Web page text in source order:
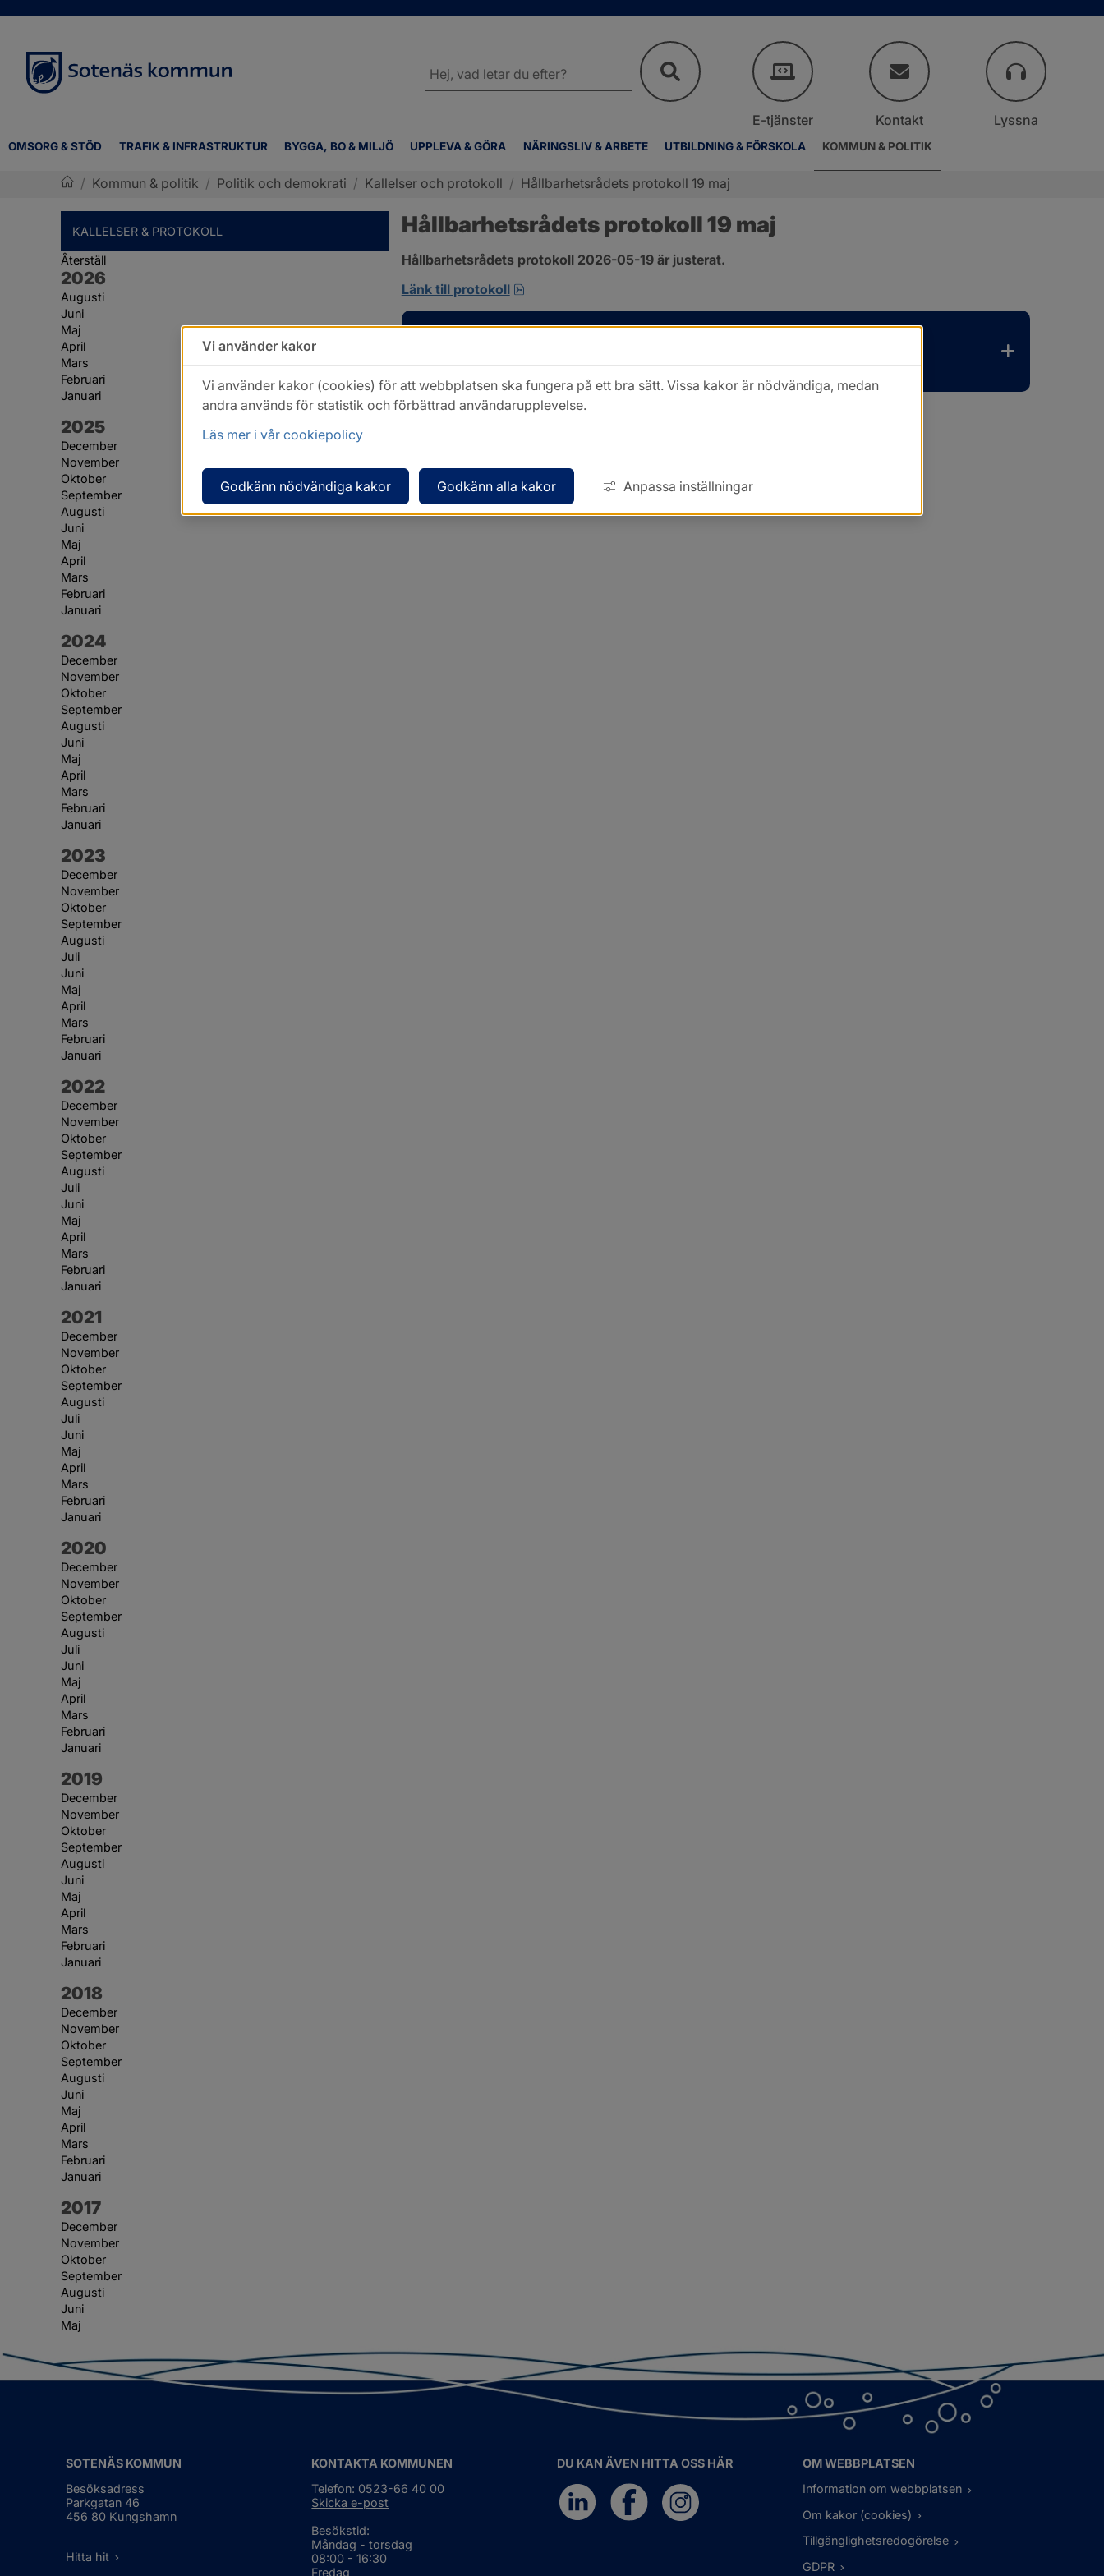
OMSORG & STÖD TRAFIK & INFRASTRUKTUR BYGGA, BO & MILJÖ UPPLEVA & GÖRA NÄRINGSLIV & ARBETE UTBILDNING & FÖRSKOLA KOMMUN & POLITIK
webbplatsen
E-tjänster Kontakt Lyssna
/ Kommun & politik / Politik och demokrati / Kallelser och protokoll / Hållbarhetsrådets protokoll 19 maj
KALLELSER & PROTOKOLL
Återställ
År:
2026
Augusti
Juni
Maj
April
Mars
Februari
Januari
År:
2025
December
November
Oktober
September
Augusti
Juni
Maj
April
Mars
Februari
Januari
År:
2024
December
November
Oktober
September
Augusti
Juni
Maj
April
Mars
Februari
Januari
År:
2023
December
November
Oktober
September
Augusti
Juli
Juni
Maj
April
Mars
Februari
Januari
År:
2022
December
November
Oktober
September
Augusti
Juli
Juni
Maj
April
Mars
Februari
Januari
År:
2021
December
November
Oktober
September
Augusti
Juli
Juni
Maj
April
Mars
Februari
Januari
År:
2020
December
November
Oktober
September
Augusti
Juli
Juni
Maj
April
Mars
Februari
Januari
År:
2019
December
November
Oktober
September
Augusti
Juni
Maj
April
Mars
Februari
Januari
År:
2018
December
November
Oktober
September
Augusti
Juni
Maj
April
Mars
Februari
Januari
År:
2017
December
November
Oktober
September
Augusti
Juni
Maj
Hållbarhetsrådets protokoll 19 maj
Hållbarhetsrådets protokoll 2026-05-19 är justerat.
Länk till protokoll
pdf, 701.9 kB, öppnas i nytt fönster.
SOTENÄS KOMMUN
Besöksadress
Parkgatan 46
456 80 Kungshamn
Hitta hit
KONTAKTA KOMMUNEN
Telefon: 0523-66 40 00
Skicka e-post
Besökstid:
Måndag - torsdag
08:00 - 16:30
Fredag
DU KAN ÄVEN HITTA OSS HÄR
OM WEBBPLATSEN
Information om webbplatsen
Om kakor (cookies)
Tillgänglighetsredogörelse
GDPR
Vi använder kakor
Vi använder kakor (cookies) för att webbplatsen ska fungera på ett bra sätt. Vissa kakor är nödvändiga, medan
andra används för statistik och förbättrad användarupplevelse.
Läs mer i vår cookiepolicy
Godkänn nödvändiga kakor Godkänn alla kakor Anpassa inställningar